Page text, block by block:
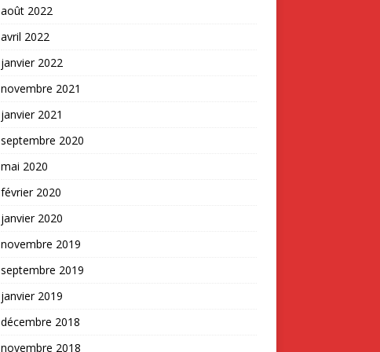
août 2022
avril 2022
janvier 2022
novembre 2021
janvier 2021
septembre 2020
mai 2020
février 2020
janvier 2020
novembre 2019
septembre 2019
janvier 2019
décembre 2018
novembre 2018